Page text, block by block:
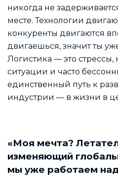
никогда не
месте. Технологии
конкуренты двигаются
двигаешься, значит ты
Логистика — это стрессы,
ситуации и часто
единственный путь к
индустрии — в жизни в
«Моя мечта?
изменяющий
мы уже работаем